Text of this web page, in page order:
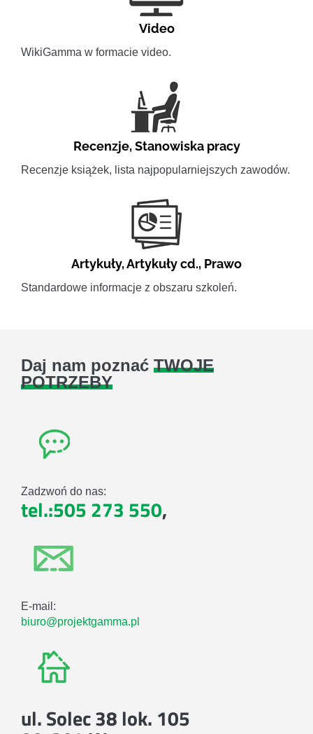
Video
WikiGamma w formacie video.
Recenzje,Stanowiska pracy
Recenzje książek, lista najpopularniejszych zawodów.
Artykuły,Artykuły cd., Prawo
Standardowe informacje z obszaru szkoleń.
Daj nam poznać TWOJE
POTRZEBY
Zadzwoń do nas:
tel.:505 273 550,
E-mail:
biuro@projektgamma.pl
ul. Solec 38 lok. 105